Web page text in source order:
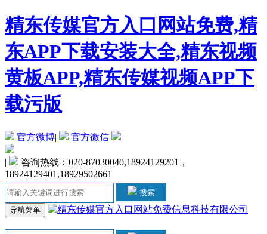
精东传媒官方入口网站免费,精
东APP下载安装大全,精东视频
黄板APP,精东传媒视频APP下
载污版
官方微博| 官方微信
|
咨询热线：020-87030040,18924129201，
18924129401,18929502661
搜索
导航菜单